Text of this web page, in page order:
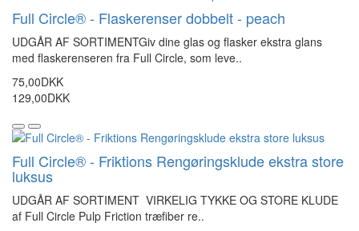
Full Circle® - Flaskerenser dobbelt - peach
UDGÅR AF SORTIMENTGiv dine glas og flasker ekstra glans
med flaskerenseren fra Full Circle, som leve..
75,00DKK
129,00DKK
Full Circle® - Friktions Rengøringsklude ekstra store
luksus
UDGÅR AF SORTIMENT VIRKELIG TYKKE OG STORE KLUDE
af Full Circle Pulp Friction træfiber re..